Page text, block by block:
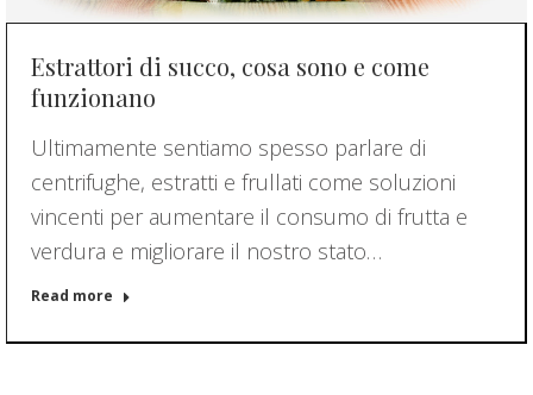
Estrattori di succo, cosa sono e come
funzionano
Ultimamente sentiamo spesso parlare di
centrifughe, estratti e frullati come soluzioni
vincenti per aumentare il consumo di frutta e
verdura e migliorare il nostro stato…
Read more